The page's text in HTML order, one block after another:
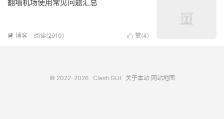
翻墙机场使用常见问题汇总
 赞(4)
 博客 阅读(2910)
© 2022-2026 Clash GUI 关于本站 网站地图